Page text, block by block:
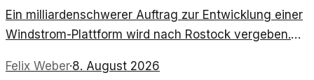
Ein milliardenschwerer Auftrag zur Entwicklung einer
Windstrom-Plattform wird nach Rostock vergeben.
erneuerbaren Energien prägen.
Felix Weber·8. August 2026